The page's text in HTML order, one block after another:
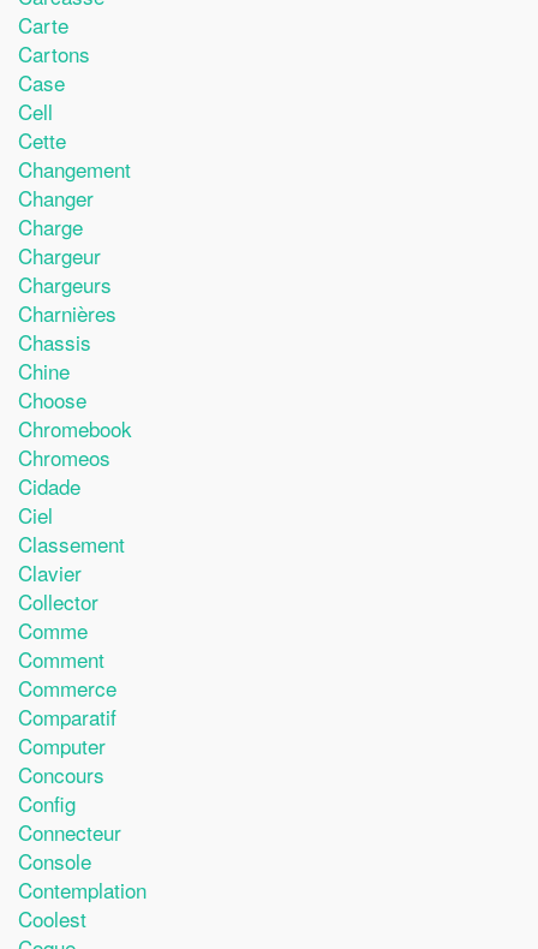
Carte
Cartons
Case
Cell
Cette
Changement
Changer
Charge
Chargeur
Chargeurs
Charnières
Chassis
Chine
Choose
Chromebook
Chromeos
Cidade
Ciel
Classement
Clavier
Collector
Comme
Comment
Commerce
Comparatif
Computer
Concours
Config
Connecteur
Console
Contemplation
Coolest